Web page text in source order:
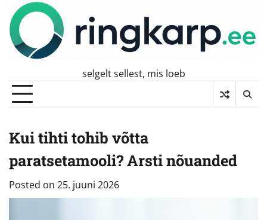
Skip
content
selgelt sellest, mis loeb
Kui tihti tohib võtta
paratsetamooli? Arsti nõuanded
Posted on 25. juuni 2026